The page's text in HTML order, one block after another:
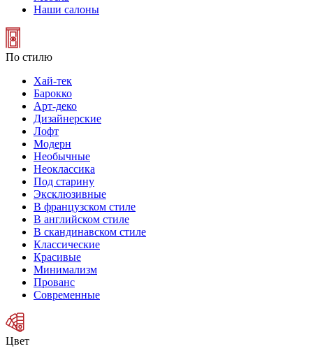
Наши салоны
По стилю
Хай-тек
Барокко
Арт-деко
Дизайнерские
Лофт
Модерн
Необычные
Неоклассика
Под старину
Эксклюзивные
В французском стиле
В английском стиле
В скандинавском стиле
Классические
Красивые
Минимализм
Прованс
Современные
Цвет